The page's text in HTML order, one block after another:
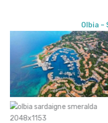
Olbia –
Porto rotondo Sardaigne
Olbia – Sardaigne